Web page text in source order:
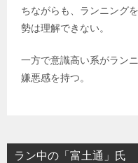
ちながらも、ランニング
勢は理解できない。
一方で意識高い系がラン
嫌悪感を持つ。
ラン中の「富土通」氏